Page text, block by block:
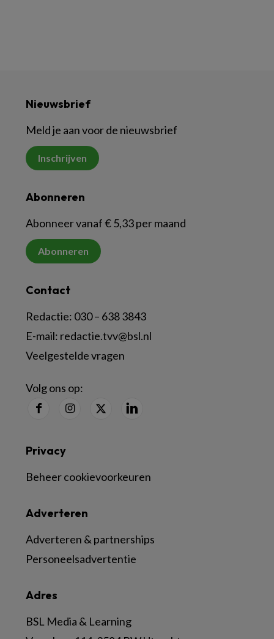
Nieuwsbrief
Meld je aan voor de nieuwsbrief
Inschrijven
Abonneren
Abonneer vanaf € 5,33 per maand
Abonneren
Contact
Redactie: 030 – 638 3843
E-mail: redactie.tvv@bsl.nl
Veelgestelde vragen
Volg ons op:
Adres
BSL Media & Learning
Adverteren
Adverteren & partnerships
Personeelsadvertentie
Privacy
Beheer cookievoorkeuren